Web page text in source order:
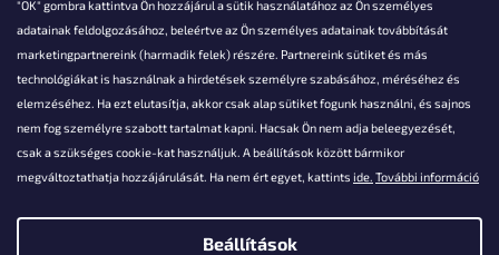
"OK" gombra kattintva Ön hozzájárul a sütik használatához az Ön személyes
adatainak feldolgozásához, beleértve az Ön személyes adatainak továbbítását
marketingpartnereink (harmadik felek) részére. Partnereink sütiket és más
technológiákat is használnak a hirdetések személyre szabásához, méréséhez és
elemzéséhez. Ha ezt elutasítja, akkor csak alap sütiket fogunk használni, és sajnos
nem fog személyre szabott tartalmat kapni. Hacsak Ön nem adja beleegyezését,
csak a szükséges cookie-kat használjuk. A beállítások között bármikor
megváltoztathatja hozzájárulását. Ha nem ért egyet, kattints ide. További információ
Beállítások